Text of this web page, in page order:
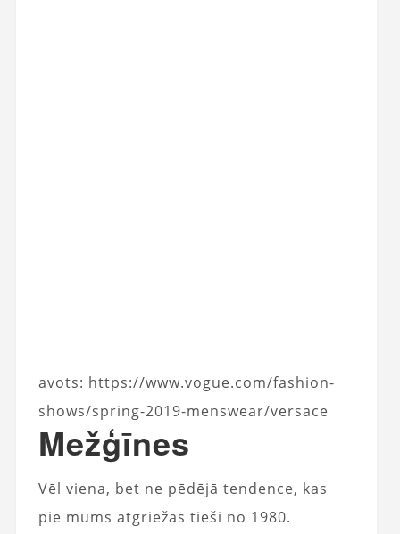
avots: https://www.vogue.com/fashion-
shows/spring-2019-menswear/versace
Mežģīnes
Vēl viena, bet ne pēdējā tendence, kas
pie mums atgriežas tieši no 1980.